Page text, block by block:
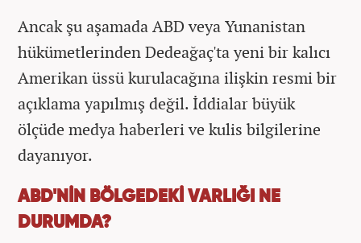
Ancak şu aşamada ABD veya Yunanistan
hükümetlerinden Dedeağaç'ta yeni bir kalıcı
Amerikan üssü kurulacağına ilişkin resmi bir
açıklama yapılmış değil. İddialar büyük
ölçüde medya haberleri ve kulis bilgilerine
dayanıyor.
ABD'NİN BÖLGEDEKİ VARLIĞI NE
DURUMDA?